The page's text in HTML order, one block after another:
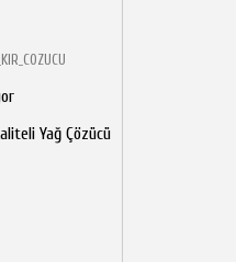
Yağ Çözücü